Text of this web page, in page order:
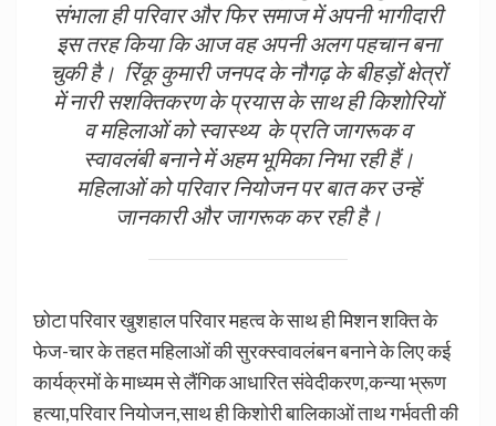
संभाला ही परिवार और फिर समाज में अपनी भागीदारी
इस तरह किया कि आज वह अपनी अलग पहचान बना
चुकी है। रिंकू कुमारी जनपद के नौगढ़ के बीहड़ों क्षेत्रों
में नारी सशक्तिकरण के प्रयास के साथ ही किशोरियों
व महिलाओं को स्वास्थ्य के प्रति जागरूक व
स्वावलंबी बनाने में अहम भूमिका निभा रही हैं।
महिलाओं को परिवार नियोजन पर बात कर उन्हें
जानकारी और जागरूक कर रही है।
छोटा परिवार खुशहाल परिवार महत्व के साथ ही मिशन शक्ति के
फेज-चार के तहत महिलाओं की सुरक्स्वावलंबन बनाने के लिए कई
कार्यक्रमों के माध्यम से लैंगिक आधारित संवेदीकरण,कन्या भ्रूण
हत्या,परिवार नियोजन,साथ ही किशोरी बालिकाओं ताथ गर्भवती की